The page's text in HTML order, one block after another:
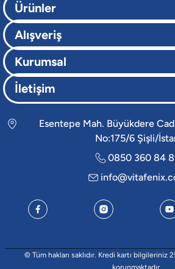
Ürünler
Alışveriş
Kurumsal
İletişim
Esentepe Mah. Büyükdere
No:175/6 Şişli/
0850 360 84
© Tüm hakları saklıdır. Kredi kartı bilgileriniz
korunmaktadır.